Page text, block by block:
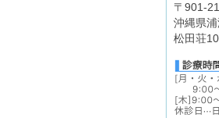
〒901-
沖縄県
松田荘